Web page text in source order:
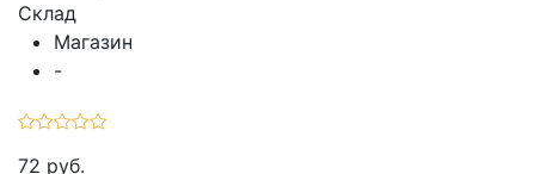
Склад
Магазин
-
72 руб.